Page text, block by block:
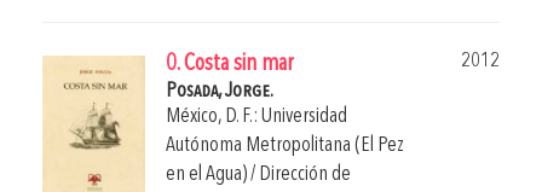
0. Costa sin mar
2012
Posada, Jorge.
México, D. F.: Universidad
Autónoma Metropolitana (El Pez
en el Agua) / Dirección de